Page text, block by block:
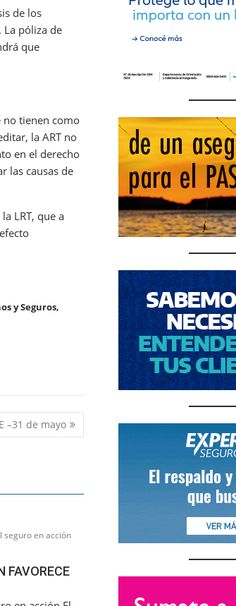
de los
póliza de
que
no tienen como
la ART no
en el derecho
las causas de
LRT, que a
y Seguros,
–31 de mayo
seguro en acción
FAVORECE